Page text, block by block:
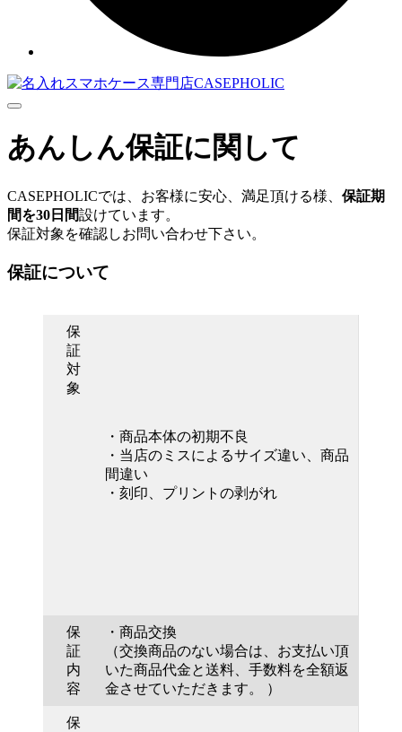
Menu
あんしん保証に関して
CASEPHOLICでは、お客様に安心、満足頂ける様、 保証期
間を30日間設けています。
保証対象を確認しお問い合わせ下さい。
保証について
保
証
対
象
・商品本体の初期不良
・当店のミスによるサイズ違い、商品
間違い
・刻印、プリントの剥がれ
保
証
内
容
・商品交換
（交換商品のない場合は、お支払い頂
いた商品代金と送料、手数料を全額返
金させていただきます。 ）
保